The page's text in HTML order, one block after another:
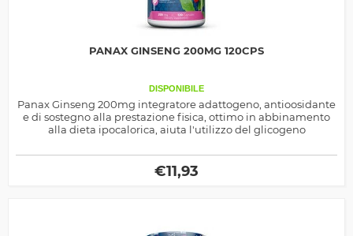
PANAX GINSENG 200MG 120CPS
DISPONIBILE
Panax Ginseng 200mg integratore adattogeno, antioosidante
e di sostegno alla prestazione fisica, ottimo in abbinamento
alla dieta ipocalorica, aiuta l'utilizzo del glicogeno
€11,93